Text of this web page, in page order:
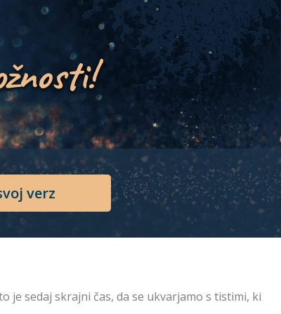
verz
je sedaj skrajni čas, da se ukvarjamo s tistimi, ki